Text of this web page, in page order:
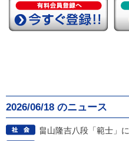
2026/06/18 のニュース
畠山隆吉八段「範士」に